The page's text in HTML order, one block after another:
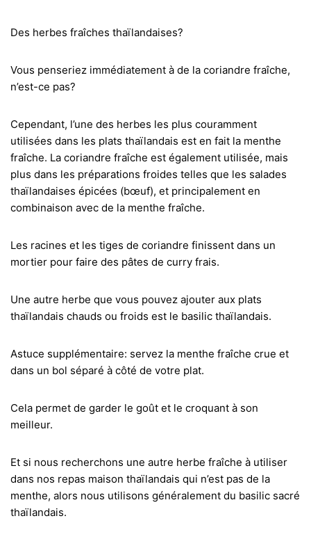
Des herbes fraîches thaïlandaises?
Vous penseriez immédiatement à de la coriandre fraîche,
n’est-ce pas?
Cependant, l’une des herbes les plus couramment
utilisées dans les plats thaïlandais est en fait la menthe
fraîche. La coriandre fraîche est également utilisée, mais
plus dans les préparations froides telles que les salades
thaïlandaises épicées (bœuf), et principalement en
combinaison avec de la menthe fraîche.
Les racines et les tiges de coriandre finissent dans un
mortier pour faire des pâtes de curry frais.
Une autre herbe que vous pouvez ajouter aux plats
thaïlandais chauds ou froids est le basilic thaïlandais.
Astuce supplémentaire: servez la menthe fraîche crue et
dans un bol séparé à côté de votre plat.
Cela permet de garder le goût et le croquant à son
meilleur.
Et si nous recherchons une autre herbe fraîche à utiliser
dans nos repas maison thaïlandais qui n’est pas de la
menthe, alors nous utilisons généralement du basilic sacré
thaïlandais.